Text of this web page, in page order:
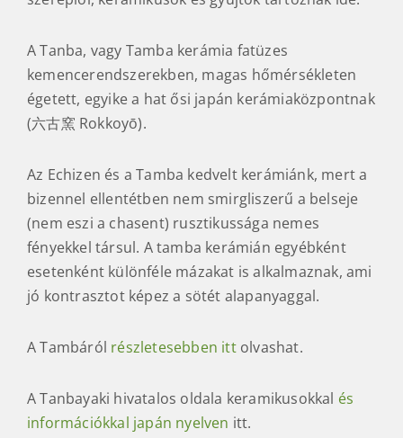
A Tanba, vagy Tamba kerámia fatüzes
kemencerendszerekben, magas hőmérsékleten
égetett, egyike a hat ősi japán kerámiaközpontnak
(六古窯 Rokkoyō).
Az Echizen és a Tamba kedvelt kerámiánk, mert a
bizennel ellentétben nem smirgliszerű a belseje
(nem eszi a chasent) rusztikussága nemes
fényekkel társul. A tamba kerámián egyébként
esetenként különféle mázakat is alkalmaznak, ami
jó kontrasztot képez a sötét alapanyaggal.
A Tambáról részletesebben itt olvashat.
A Tanbayaki hivatalos oldala keramikusokkal és
információkkal japán nyelven itt.